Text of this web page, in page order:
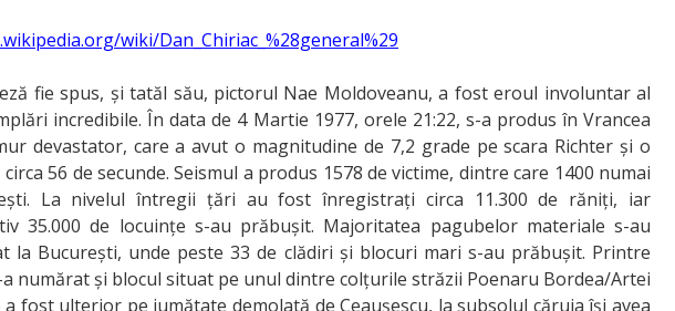
wiki/Dan_Chiriac_%28general%29
fie spus, și tatăl său, pictorul Nae Moldoveanu, a fost eroul involuntar al
incredibile. În data de 4 Martie 1977, orele 21:22, s-a produs în Vrancea
devastator, care a avut o magnitudine de 7,2 grade pe scara Richter și o
56 de secunde. Seismul a produs 1578 de victime, dintre care 1400 numai
La nivelul întregii țări au fost înregistrați circa 11.300 de răniți, iar
35.000 de locuințe s-au prăbușit. Majoritatea pagubelor materiale s-au
la București, unde peste 33 de clădiri și blocuri mari s-au prăbușit. Printre
a numărat și blocul situat pe unul dintre colțurile străzii Poenaru Bordea/Artei
a fost ulterior pe jumătate demolată de Ceaușescu, la subsolul căruia își avea